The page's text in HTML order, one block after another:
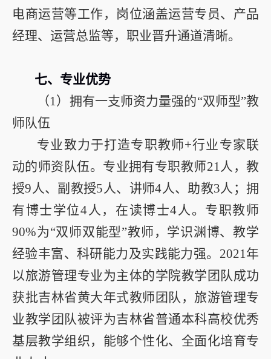
电商运营等工作，岗位涵盖运营专员、产品
经理、运营总监等，职业晋升通道清晰。
七、专业优势
（1）拥有一支师资力量强的“双师型”教
师队伍
专业致力于打造专职教师+行业专家联
动的师资队伍。专业拥有专职教师21人，教
授9人、副教授5人、讲师4人、助教3人；拥
有博士学位4人，在读博士4人。专职教师
90%为“双师双能型”教师，学识渊博、教学
经验丰富、科研能力及实践能力强。 2021年
以旅游管理专业为主体的学院教学团队成功
获批吉林省黄大年式教师团队，旅游管理专
业教学团队被评为吉林省普通本科高校优秀
基层教学组织，能够个性化、全面化培育专